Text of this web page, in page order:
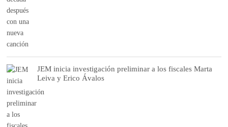
JEM inicia investigación preliminar a los fiscales Marta
Leiva y Erico Ávalos